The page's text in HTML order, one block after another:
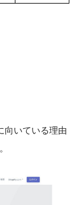
向いている理由